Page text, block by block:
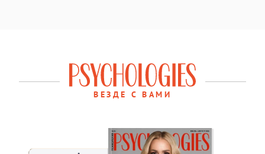
ВЕЗДЕ С ВАМИ